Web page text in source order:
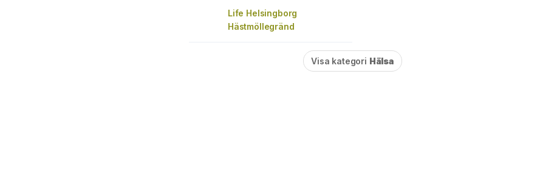
Life Helsingborg
Hästmöllegränd
Visa kategori Hälsa